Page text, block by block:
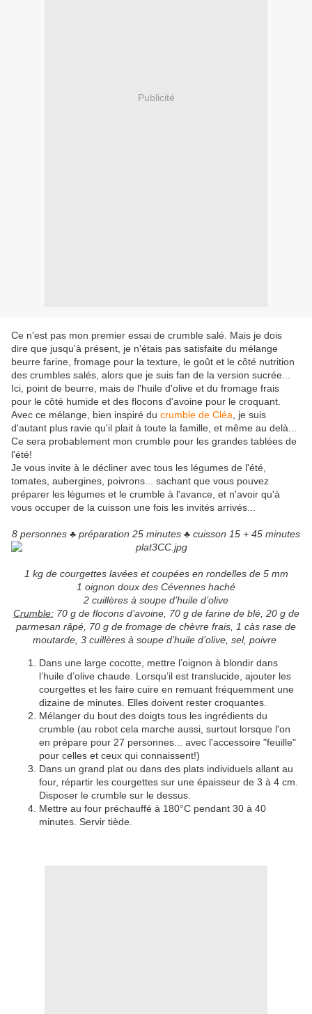
Publicité
Ce n'est pas mon premier essai de crumble salé. Mais je dois
dire que jusqu'à présent, je n'étais pas satisfaite du mélange
beurre farine, fromage pour la texture, le goût et le côté nutrition
des crumbles salés, alors que je suis fan de la version sucrée...
Ici, point de beurre, mais de l'huile d'olive et du fromage frais
pour le côté humide et des flocons d'avoine pour le croquant.
Avec ce mélange, bien inspiré du crumble de Cléa , je suis
d'autant plus ravie qu'il plait à toute la famille, et même au delà...
Ce sera probablement mon crumble pour les grandes tablées de
l'été!
Je vous invite à le décliner avec tous les légumes de l'été,
tomates, aubergines, poivrons... sachant que vous pouvez
préparer les légumes et le crumble à l'avance, et n'avoir qu'à
vous occuper de la cuisson une fois les invités arrivés...
8 personnes ♣ préparation 25 minutes ♣ cuisson 15 + 45 minutes
1 kg de courgettes lavées et coupées en rondelles de 5 mm
1 oignon doux des Cévennes haché
2 cuillères à soupe d’huile d’olive
Crumble:70 g de flocons d’avoine, 70 g de farine de blé, 20 g de
parmesan râpé, 70 g de fromage de chèvre frais, 1 càs rase de
moutarde, 3 cuillères à soupe d’huile d’olive, sel, poivre
Dans une large cocotte, mettre l’oignon à blondir dans
l’huile d’olive chaude. Lorsqu’il est translucide, ajouter les
courgettes et les faire cuire en remuant fréquemment une
dizaine de minutes. Elles doivent rester croquantes.
Mélanger du bout des doigts tous les ingrédients du
crumble (au robot cela marche aussi, surtout lorsque l'on
en prépare pour 27 personnes... avec l'accessoire "feuille"
pour celles et ceux qui connaissent!)
Dans un grand plat ou dans des plats individuels allant au
four, répartir les courgettes sur une épaisseur de 3 à 4 cm.
Disposer le crumble sur le dessus.
Mettre au four préchauffé à 180°C pendant 30 à 40
minutes. Servir tiède.